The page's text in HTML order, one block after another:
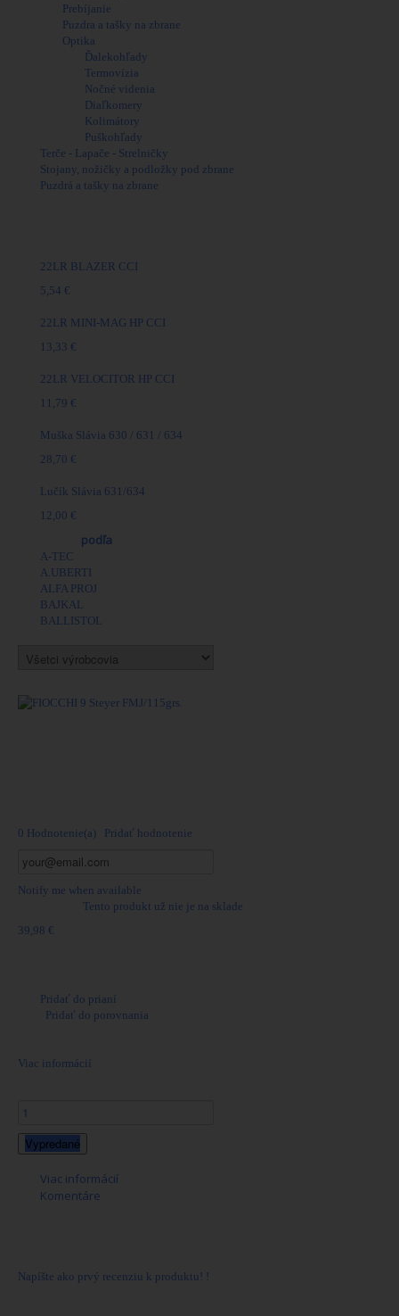
Ďalekohľady
Termovízia
Diaľkomery
Kolimátory
Puškohľady
Optika
Kontakt
Prebíjanie
Puzdra a tašky na zbrane
Optika
Ďalekohľady
Termovízia
Nočné videnia
Diaľkomery
Kolimátory
Puškohľady
Terče - Lapače - Strelničky
Stojany, nožičky a podložky pod zbrane
Puzdrá a tašky na zbrane
22LR BLAZER CCI
5,54 €
22LR MINI-MAG HP CCI
13,33 €
22LR VELOCITOR HP CCI
11,79 €
Muška Slávia 630 / 631 / 634
28,70 €
Lučík Slávia 631/634
12,00 €
podľa
A-TEC
A.UBERTI
ALFA PROJ
BAJKAL
BALLISTOL
0 Hodnotenie(a) Pridať hodnotenie
Notify me when available
Tento produkt už nie je na sklade
39,98 €
Pridať do prianí
Pridať do porovnania
Viac informácií
Vypredané
Viac informácií
Komentáre
Napíšte ako prvý recenziu k produktu! !